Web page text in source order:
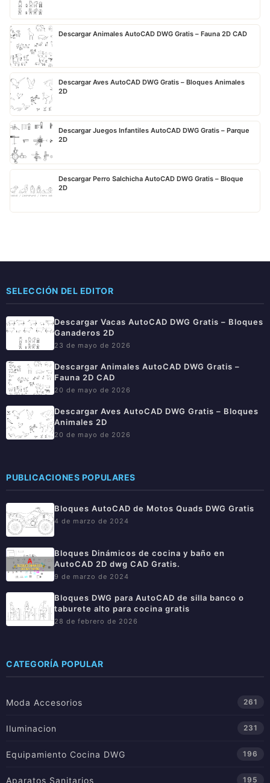
Descargar Animales AutoCAD DWG Gratis – Fauna 2D CAD
Descargar Aves AutoCAD DWG Gratis – Bloques Animales
2D
Descargar Juegos Infantiles AutoCAD DWG Gratis – Parque
2D
Descargar Perro Salchicha AutoCAD DWG Gratis – Bloque
2D
SELECCIÓN DEL EDITOR
Descargar Vacas AutoCAD DWG Gratis – Bloques
Ganaderos 2D
23 de mayo de 2026
Descargar Animales AutoCAD DWG Gratis –
Fauna 2D CAD
20 de mayo de 2026
Descargar Aves AutoCAD DWG Gratis – Bloques
Animales 2D
20 de mayo de 2026
PUBLICACIONES POPULARES
Bloques AutoCAD de Motos Quads DWG Gratis
4 de marzo de 2024
Bloques Dinámicos de cocina y baño en
AutoCAD 2D dwg CAD Gratis.
9 de marzo de 2024
Bloques DWG para AutoCAD de silla banco o
taburete alto para cocina gratis
28 de febrero de 2026
CATEGORÍA POPULAR
Moda Accesorios 261
Iluminacion 231
Equipamiento Cocina DWG 196
Aparatos Sanitarios 195